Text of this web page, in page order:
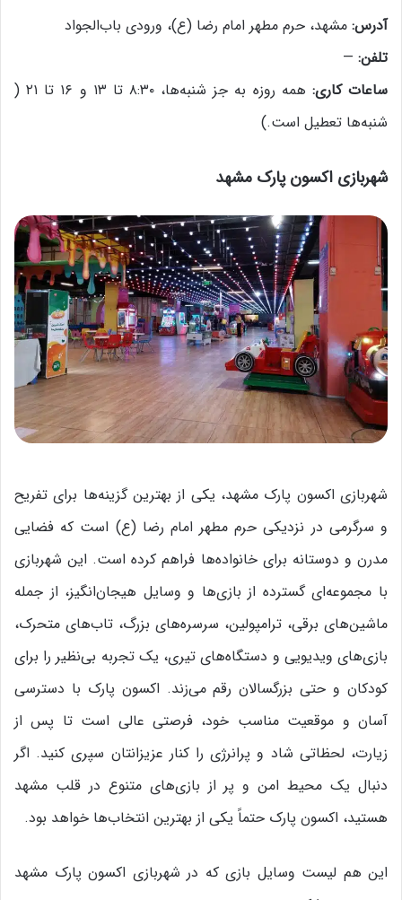
آدرس: مشهد، حرم مطهر امام رضا (ع)، ورودی باب‌الجواد
تلفن: —
ساعات کاری:
همه روزه به جز شنبه‌ها، ۸:۳۰ تا ۱۳ و ۱۶ تا ۲۱ (
شنبه‌ها تعطیل است.)
شهربازی اکسون پارک مشهد
شهربازی اکسون پارک مشهد، یکی از بهترین گزینه‌ها برای تفریح
و سرگرمی در نزدیکی حرم مطهر امام رضا (ع) است که فضایی
مدرن و دوستانه برای خانواده‌ها فراهم کرده است. این شهربازی
با مجموعه‌ای گسترده از بازی‌ها و وسایل هیجان‌انگیز، از جمله
ماشین‌های برقی، ترامپولین، سرسره‌های بزرگ، تاب‌های متحرک،
بازی‌های ویدیویی و دستگاه‌های تیری، یک تجربه بی‌نظیر را برای
کودکان و حتی بزرگسالان رقم می‌زند. اکسون پارک با دسترسی
آسان و موقعیت مناسب خود، فرصتی عالی است تا پس از
زیارت، لحظاتی شاد و پرانرژی را کنار عزیزانتان سپری کنید. اگر
دنبال یک محیط امن و پر از بازی‌های متنوع در قلب مشهد
هستید، اکسون پارک حتماً یکی از بهترین انتخاب‌ها خواهد بود.
این هم لیست وسایل بازی که در شهربازی اکسون پارک مشهد